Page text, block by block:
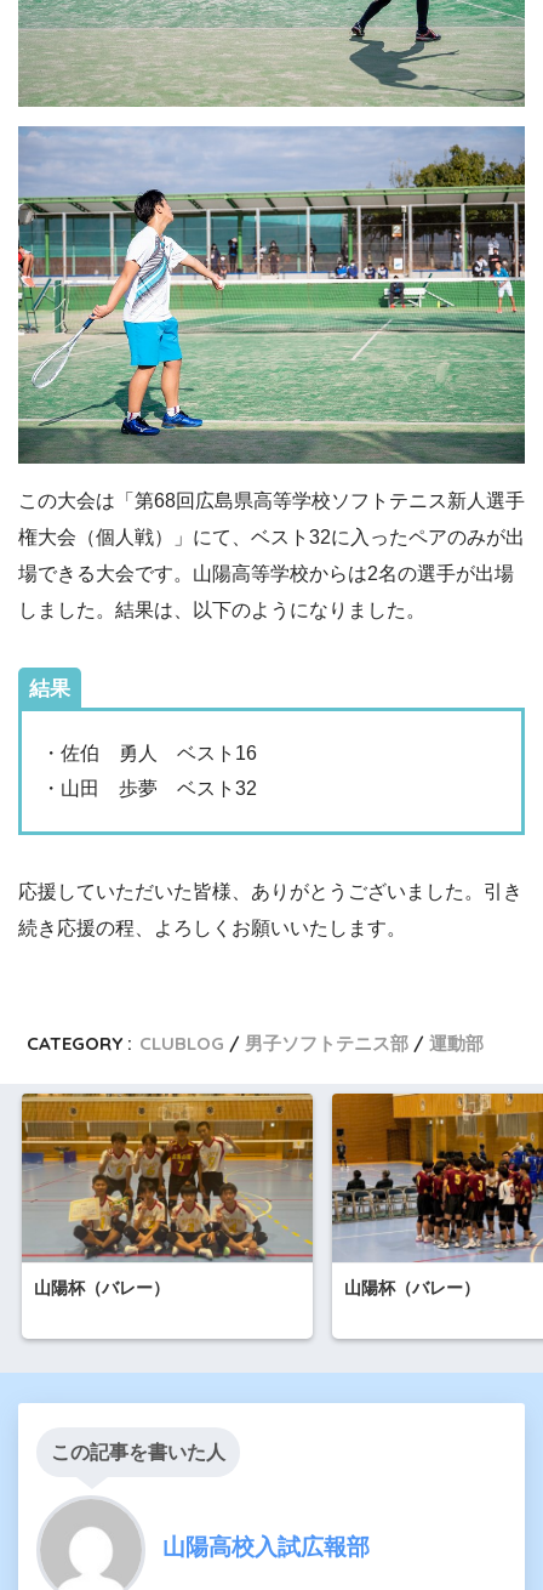
この大会は「第68回広島県高等学校ソフトテニス新人選手
権大会（個人戦）」にて、ベスト32に入ったペアのみが出
場できる大会です。山陽高等学校からは2名の選手が出場
しました。結果は、以下のようになりました。
結果
・佐伯 勇人 ベスト16
・山田 歩夢 ベスト32
応援していただいた皆様、ありがとうございました。引き
続き応援の程、よろしくお願いいたします。
CATEGORY : CLUBLOG 男子ソフトテニス部 運動部
山陽杯（バレー） 山陽杯（バレー）
この記事を書いた人
山陽高校入試広報部